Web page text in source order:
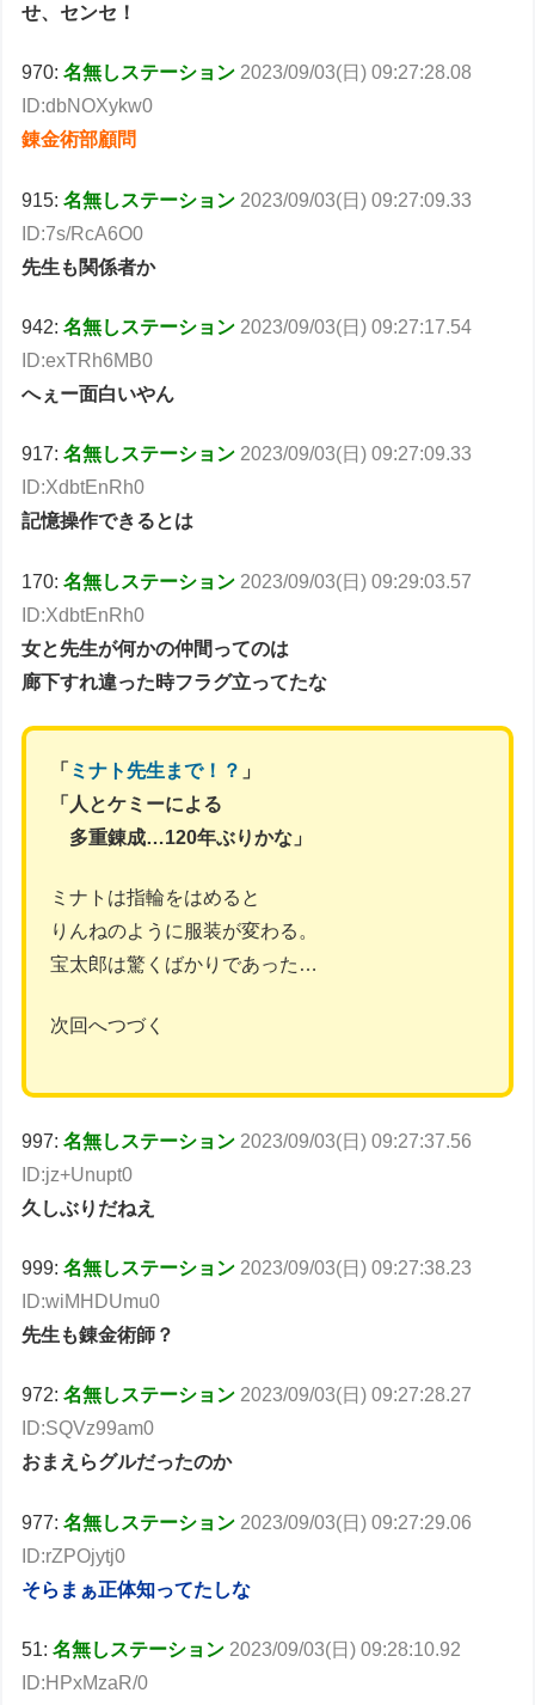
せ、センセ！
970:名無しステーション 2023/09/03(日) 09:27:28.08
ID:dbNOXykw0
錬金術部顧問
915:名無しステーション 2023/09/03(日) 09:27:09.33
ID:7s/RcA6O0
先生も関係者か
942:名無しステーション 2023/09/03(日) 09:27:17.54
ID:exTRh6MB0
へぇー面白いやん
917:名無しステーション 2023/09/03(日) 09:27:09.33
ID:XdbtEnRh0
記憶操作できるとは
170:名無しステーション 2023/09/03(日) 09:29:03.57
ID:XdbtEnRh0
女と先生が何かの仲間ってのは
廊下すれ違った時フラグ立ってたな
「 ミナト先生まで！？ 」
「人とケミーによる
多重錬成…120年ぶりかな」
ミナトは指輪をはめると
りんねのように服装が変わる。
宝太郎は驚くばかりであった…
次回へつづく
997:名無しステーション 2023/09/03(日) 09:27:37.56
ID:jz+Unupt0
久しぶりだねえ
999:名無しステーション 2023/09/03(日) 09:27:38.23
ID:wiMHDUmu0
先生も錬金術師？
972:名無しステーション 2023/09/03(日) 09:27:28.27
ID:SQVz99am0
おまえらグルだったのか
977:名無しステーション 2023/09/03(日) 09:27:29.06
ID:rZPOjytj0
そらまぁ正体知ってたしな
51:名無しステーション 2023/09/03(日) 09:28:10.92
ID:HPxMzaR/0